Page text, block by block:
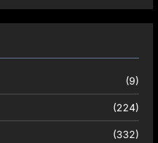
(9)
(224)
(332)